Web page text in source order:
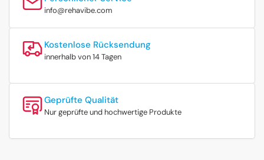
info@rehavibe.com
Kostenlose Rücksendung
innerhalb von 14 Tagen
Geprüfte Qualität
Nur geprüfte und hochwertige Produkte